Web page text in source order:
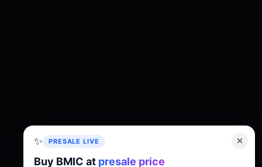
✨ PRESALE LIVE
Buy BMIC at presale price